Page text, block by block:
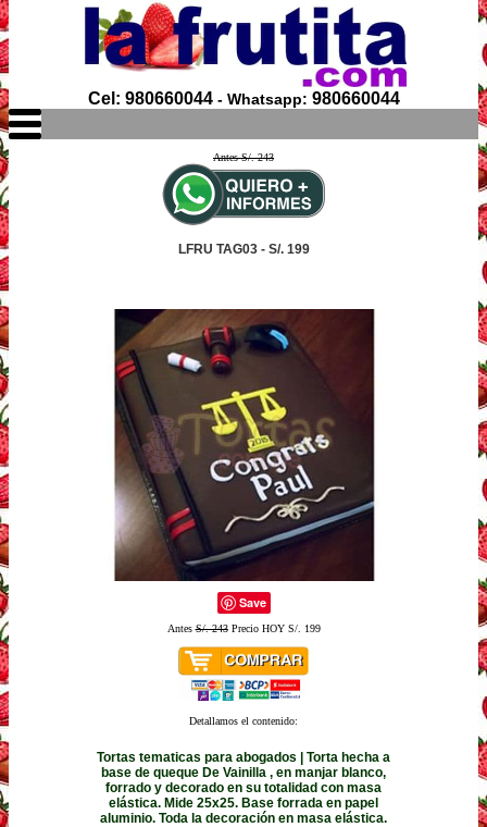
Cel: 980660044- Whatsapp: 980660044
Antes S/. 243
LFRU TAG03 - S/. 199
Save
AntesS/. 243Precio HOY S/. 199
Detallamos el contenido:
Tortas tematicas para abogados | Torta hecha a
base de queque De Vainilla , en manjar blanco,
forrado y decorado en su totalidad con masa
elástica. Mide 25x25. Base forrada en papel
aluminio. Toda la decoración en masa elástica.